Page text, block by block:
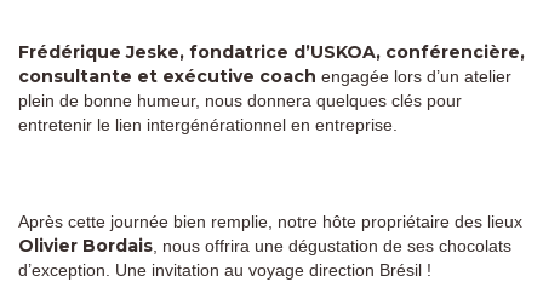
Frédérique Jeske, fondatrice d’USKOA, conférencière,
consultante et exécutive coach engagée lors d’un atelier
plein de bonne humeur, nous donnera quelques clés pour
entretenir le lien intergénérationnel en entreprise.
Après cette journée bien remplie, notre hôte propriétaire des lieux
Olivier Bordais , nous offrira une dégustation de ses chocolats
d’exception. Une invitation au voyage direction Brésil !